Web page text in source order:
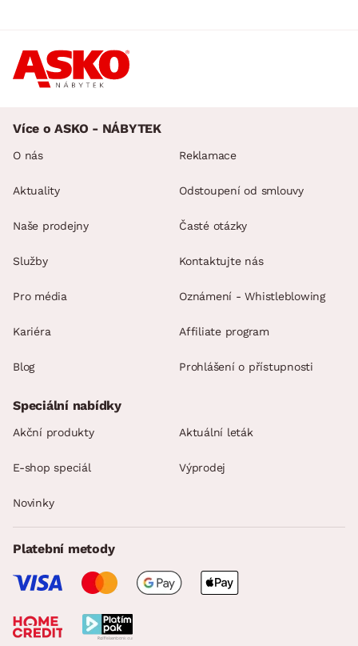
Více o ASKO - NÁBYTEK
O nás
Aktuality
Naše prodejny
Služby
Pro média
Kariéra
Blog
Reklamace
Odstoupení od smlouvy
Časté otázky
Kontaktujte nás
Oznámení - Whistleblowing
Affiliate program
Prohlášení o přístupnosti
Speciální nabídky
Akční produkty Aktuální leták
E-shop speciál Výprodej
Novinky
Platební metody